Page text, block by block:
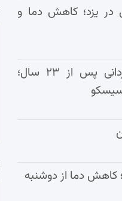
یزد؛ کاهش دما و
بازگشت دنی دویتو به کارگردانی پس از ۲۳ سال؛
کاهش دما از دوشنبه